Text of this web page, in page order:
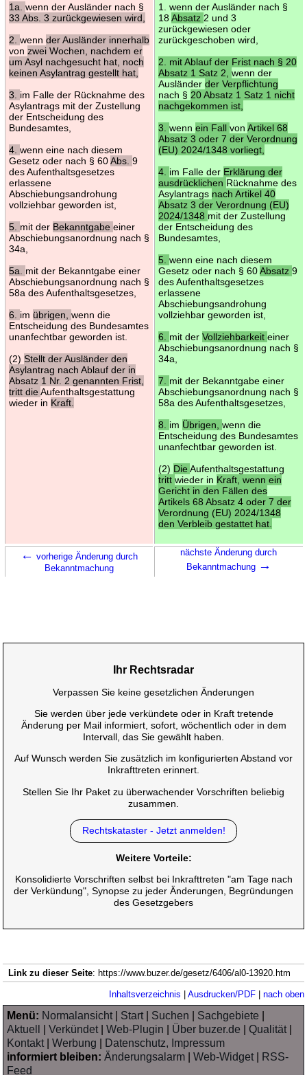
1a. wenn der Ausländer nach §
33 Abs. 3 zurückgewiesen wird,
2. wenn der Ausländer innerhalb
von zwei Wochen, nachdem er
um Asyl nachgesucht hat, noch
keinen Asylantrag gestellt hat,
3. im Falle der Rücknahme des
Asylantrags mit der Zustellung
der Entscheidung des
Bundesamtes,
4. wenn eine nach diesem
Gesetz oder nach § 60Abs. 9
des Aufenthaltsgesetzes
erlassene
Abschiebungsandrohung
vollziehbar geworden ist,
5. mit der Bekanntgabe einer
Abschiebungsanordnung nach §
34a,
5a. mit der Bekanntgabe einer
Abschiebungsanordnung nach §
58a des Aufenthaltsgesetzes,
6. im übrigen, wenn die
Entscheidung des Bundesamtes
unanfechtbar geworden ist.
(2) Stellt der Ausländer den
Asylantrag nach Ablauf der in
Absatz 1 Nr. 2 genannten Frist,
tritt dieAufenthaltsgestattung
wieder in Kraft.
1. wenn der Ausländer nach §
18Absatz 2 und 3
zurückgewiesen oder
zurückgeschoben wird,
2. mit Ablauf der Frist nach § 20
Absatz 1 Satz 2, wenn der
Ausländer der Verpflichtung
nach § 20 Absatz 1 Satz 1 nicht
nachgekommen ist,
3. wenn ein Fall von Artikel 68
Absatz 3 oder 7 der Verordnung
(EU) 2024/1348 vorliegt,
4. im Falle der Erklärung der
ausdrücklichen Rücknahme des
Asylantrags nach Artikel 40
Absatz 3 der Verordnung (EU)
2024/1348 mit der Zustellung
der Entscheidung des
Bundesamtes,
5. wenn eine nach diesem
Gesetz oder nach § 60Absatz 9
des Aufenthaltsgesetzes
erlassene
Abschiebungsandrohung
vollziehbar geworden ist,
6. mit der Vollziehbarkeit einer
Abschiebungsanordnung nach §
34a,
7. mit der Bekanntgabe einer
Abschiebungsanordnung nach §
58a des Aufenthaltsgesetzes,
8. im Übrigen, wenn die
Entscheidung des Bundesamtes
unanfechtbar geworden ist.
(2) DieAufenthaltsgestattung
tritt wieder in Kraft, wenn ein
Gericht in den Fällen des
Artikels 68 Absatz 4 oder 7 der
Verordnung (EU) 2024/1348
den Verbleib gestattet hat.
← vorherige Änderung durch
Bekanntmachung
nächste Änderung durch
Bekanntmachung →
Ihr Rechtsradar
Verpassen Sie keine gesetzlichen Änderungen
Sie werden über jede verkündete oder in Kraft tretende
Änderung per Mail informiert, sofort, wöchentlich oder in dem
Intervall, das Sie gewählt haben.
Auf Wunsch werden Sie zusätzlich im konfigurierten Abstand vor
Inkrafttreten erinnert.
Stellen Sie Ihr Paket zu überwachender Vorschriften beliebig
zusammen.
Rechtskataster - Jetzt anmelden!
Weitere Vorteile:
Konsolidierte Vorschriften selbst bei Inkrafttreten "am Tage nach
der Verkündung", Synopse zu jeder Änderungen, Begründungen
des Gesetzgebers
Link zu dieser Seite: https://www.buzer.de/gesetz/6406/al0-13920.htm
Inhaltsverzeichnis Ausdrucken/PDF| nach oben
Menü: Normalansicht| Start| Suchen Sachgebiete
Aktuell
|Verkündet|Web-Plugin Über buzer.de |Qualität|
Kontakt|Werbung
Datenschutz, Impressum
informiert bleiben: Änderungsalarm |Web-Widget|
RSS-
Feed